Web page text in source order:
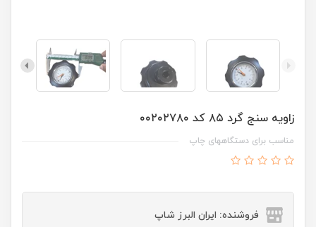
زاویه سنج گرد ۸۵ کد ۰۰۲۰۲۷۸۰
مناسب برای دستگاههای چاپ
فروشنده: ایران البرز شاپ